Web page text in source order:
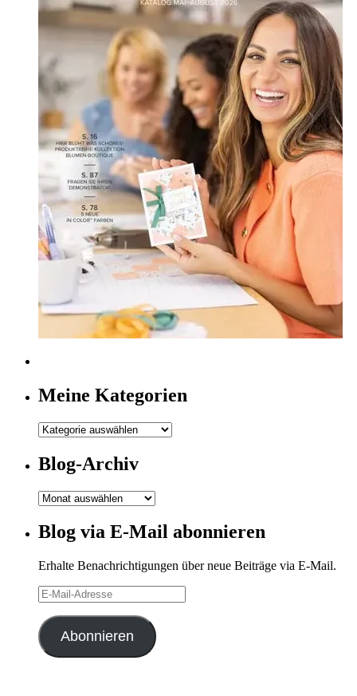
Meine Kategorien
Meine
Blog-Archiv
Blog-
Blog via E-Mail abonnieren
Erhalte Benachrichtigungen über neue Beiträge via E-Mail.
E-
Mail-
Adresse
Abonnieren